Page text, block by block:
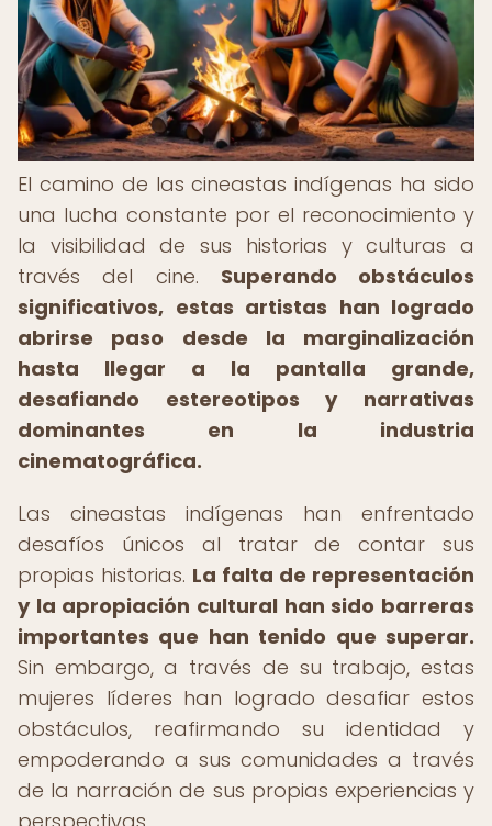
El camino de las cineastas indígenas ha sido
una lucha constante por el reconocimiento y
la visibilidad de sus historias y culturas a
través del cine. Superando obstáculos
significativos, estas artistas han logrado
abrirse paso desde la marginalización
hasta llegar a la pantalla grande,
desafiando estereotipos y narrativas
dominantes en la industria
cinematográfica.
Las cineastas indígenas han enfrentado
desafíos únicos al tratar de contar sus
propias historias. La falta de representación
y la apropiación cultural han sido barreras
importantes que han tenido que superar.
Sin embargo, a través de su trabajo, estas
mujeres líderes han logrado desafiar estos
obstáculos, reafirmando su identidad y
empoderando a sus comunidades a través
de la narración de sus propias experiencias y